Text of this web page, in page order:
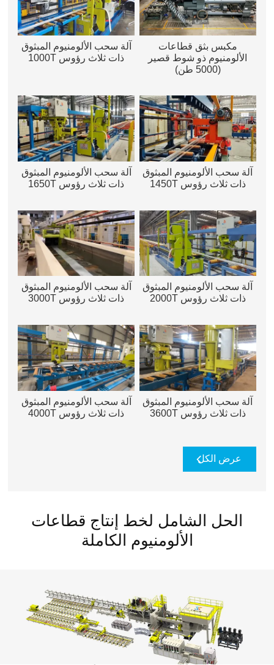
مكبس بثق قطاعات
الألومنيوم ذو شوط قصير
(5000 طن)
آلة سحب الألومنيوم المبثوق
ذات ثلاث رؤوس 1000T
آلة سحب الألومنيوم المبثوق
ذات ثلاث رؤوس 1450T
آلة سحب الألومنيوم المبثوق
ذات ثلاث رؤوس 1650T
آلة سحب الألومنيوم المبثوق
ذات ثلاث رؤوس 2000T
آلة سحب الألومنيوم المبثوق
ذات ثلاث رؤوس 3000T
آلة سحب الألومنيوم المبثوق
ذات ثلاث رؤوس 3600T
آلة سحب الألومنيوم المبثوق
ذات ثلاث رؤوس 4000T
عرض الكل
الحل الشامل لخط إنتاج قطاعات
الألومنيوم الكاملة